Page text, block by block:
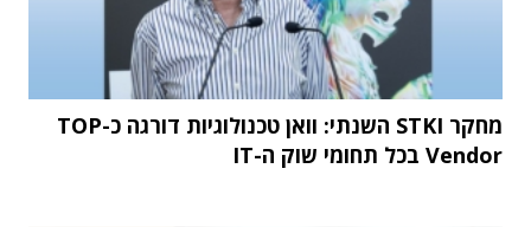
מחקר STKI השנתי: וואן טכנולוגיות דורגה כ-TOP
Vendor בכל תחומי שוק ה-IT